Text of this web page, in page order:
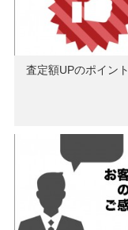
査定額UPのポイント